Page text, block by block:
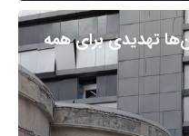
تهدیدی برای همه